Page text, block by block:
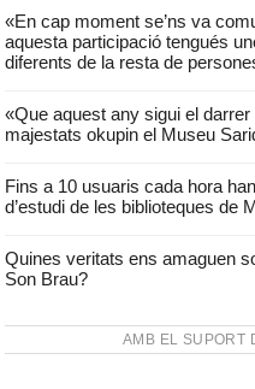
«En cap moment se’ns va
aquesta participació tengués
diferents de la resta de
«Que aquest any sigui el darrer
majestats okupin el Museu
Fins a 10 usuaris cada hora
d’estudi de les biblioteques de
Quines veritats ens amaguen
Son Brau?
AMB EL SUPORT